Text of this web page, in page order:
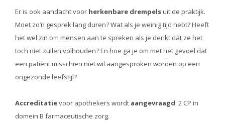
Er is ook aandacht voor herkenbare drempelsuit de praktijk.
Moet zo’n gesprek lang duren? Wat als je weinig tijd hebt? Heeft
het wel zin om mensen aan te spreken als je denkt dat ze het
toch niet zullen volhouden? En hoe ga je om met het gevoel dat
een patiënt misschien niet wil aangesproken worden op een
ongezonde leefstijl?
Accreditatievoor apothekers wordt aangevraagd: 2 CP in
domein B farmaceutische zorg.